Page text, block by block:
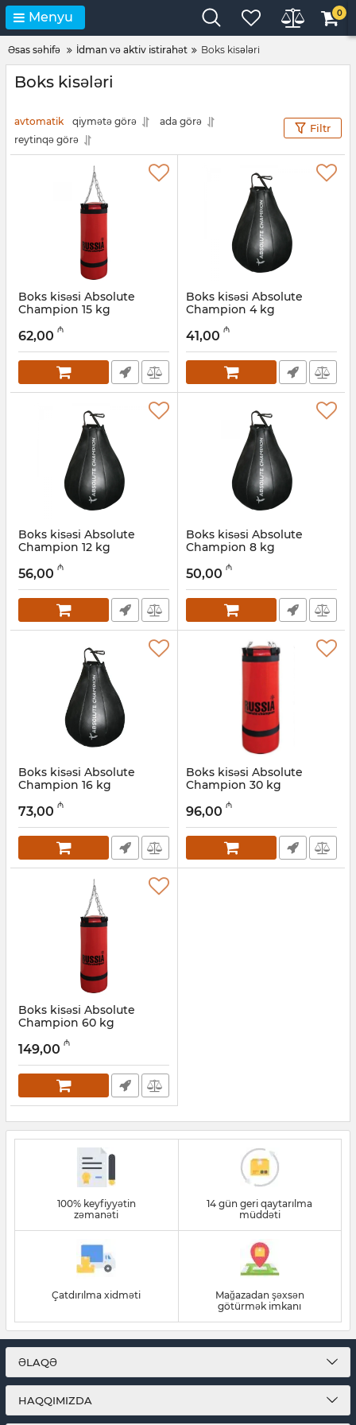
Menyu 0
Əsas səhifə İdman və aktiv istirahət Boks kisələri
Boks kisələri
avtomatik qiymətə görə
ada görə
reytinqə görə
Filtr
Boks kisəsi Absolute
Champion 15 kg
001002013
62,00 ₼
Boks kisəsi Absolute
Champion 4 kg
001002012
41,00 ₼
Boks kisəsi Absolute
Champion 12 kg
001002011
56,00 ₼
Boks kisəsi Absolute
Champion 8 kg
001002010
50,00 ₼
Boks kisəsi Absolute
Champion 16 kg
001002009
73,00 ₼
Boks kisəsi Absolute
Champion 30 kg
001002008
96,00 ₼
Boks kisəsi Absolute
Champion 60 kg
001002007
149,00 ₼
100% keyfiyyətin
zəmanəti
14 gün geri qaytarılma
müddəti
Çatdırılma xidməti
Mağazadan şəxsən
götürmək imkanı
ƏLAQƏ
HAQQIMIZDA